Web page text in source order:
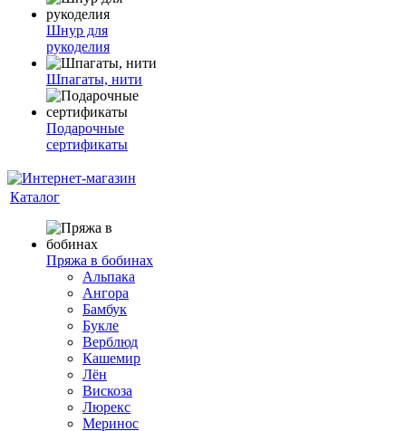
Шнур для
рукоделия
Шпагаты, нити
Подарочные
сертификаты
Каталог
Пряжа в бобинах
Альпака
Ангора
Бамбук
Букле
Верблюд
Кашемир
Лён
Вискоза
Люрекс
Меринос